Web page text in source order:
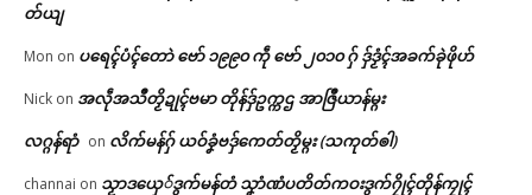
တ်ယျ
Mon on ပရေၚ်ပံၚ်တောဲ ဗော် ၁၉၉၀ ကဵု ဗော် ၂၀၁၀ ဂှ် ဒှ်ဒၟံၚ်အခက်ခုဲဖိုဟ်
Nick on အလဵုအသဳတၟိဍုၚ်ဗမာ တိုန်ဒှ်ဥက္ကဌ အာဇြဳယာန်မ္ဂး
လဂ္ဂန်ရာံ on လိက်မန်ဂှ် ယဝ်ခၞံဗဒှ်ကေတ်တၟိမ္ဂး (သကုတ်ၜါ)
channai on သၟာဒယှေ်ဒွက်မန်တံ သၞာံဏံပတိတ်ကဝးဒွက်ဂၠိုၚ်တိုန်ကၠုၚ်